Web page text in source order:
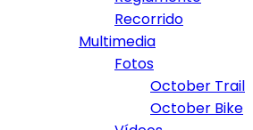
Recorrido
Multimedia
Fotos
October Trail
October Bike